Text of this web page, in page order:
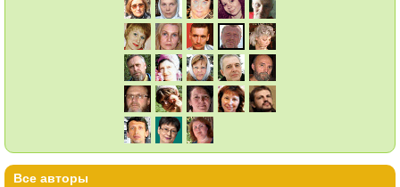
Все авторы